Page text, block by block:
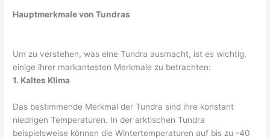
Hauptmerkmale von Tundras
Um zu verstehen, was eine Tundra ausmacht, ist es wichtig,
einige ihrer markantesten Merkmale zu betrachten:
1. Kaltes Klima
Das bestimmende Merkmal der Tundra sind ihre konstant
niedrigen Temperaturen. In der arktischen Tundra
beispielsweise können die Wintertemperaturen auf bis zu -40